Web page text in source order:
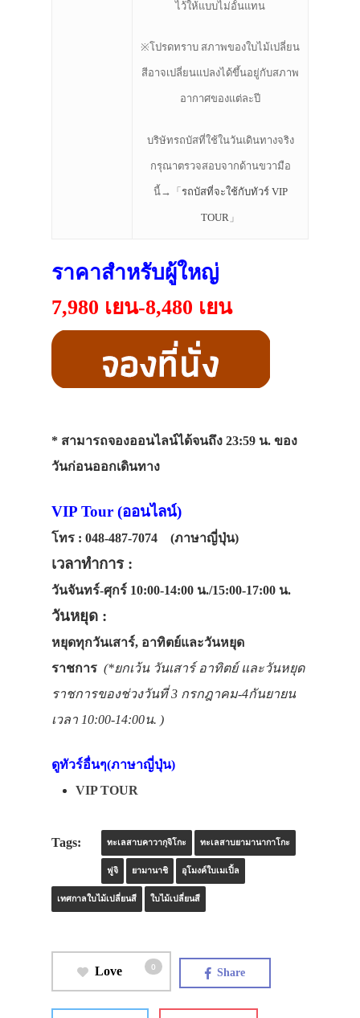
ไว้ให้แบบไม่อั้นแทน
※โปรดทราบ สภาพของใบไม้เปลี่ยน
สีอาจเปลี่ยนแปลงได้ขึ้นอยู่กับสภาพ
อากาศของแต่ละปี
บริษัทรถบัสที่ใช้ในวันเดินทางจริง
กรุณาตรวจสอบจากด้านขวามือ
นี้→「รถบัสที่จะใช้กับทัวร์ VIP
TOUR 」
ราคาสำหรับผู้ใหญ่
7,980 เยน-8,480 เยน
* สามารถจองออนไลน์ได้จนถึง 23:59 น. ของ
วันก่อนออกเดินทาง
VIP Tour (ออนไลน์)
โทร : 048-487-7074 (ภาษาญี่ปุ่น)
เวลาทำการ :
วันจันทร์-ศุกร์ 10:00-14:00 น./15:00-17:00 น.
วันหยุด :
หยุดทุกวันเสาร์, อาทิตย์และวันหยุด
ราชการ (*ยกเว้น วันเสาร์ อาทิตย์ และวันหยุด
ราชการของช่วงวันที่ 3 กรกฎาคม-4กันยายน
เวลา 10:00-14:00น. )
ดูทัวร์อื่นๆ(ภาษาญี่ปุ่น)
VIP TOUR
Tags: ทะเลสาบคาวากุจิโกะ ทะเลสาบยามานากาโกะ
ฟูจิ ยามานาชิ อุโมงค์ใบเมเปิ้ล
เทศกาลใบไม้เปลี่ยนสี ใบไม้เปลี่ยนสี
Love 0 Share